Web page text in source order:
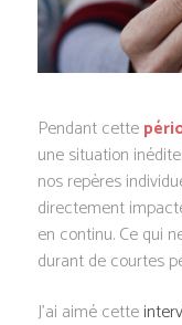
Pendant cette
une situation
nos repères
directement
en continu. Ce qui
durant de courtes
J’ai aimé cette